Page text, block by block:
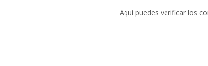
Aquí puedes verificar los